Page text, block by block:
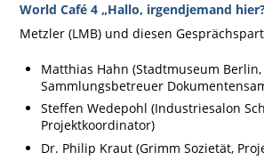
World Café 4 „Hallo, irgendjemand
Metzler (LMB) und diesen
Matthias Hahn (Stadtmuseum Berlin,
Sammlungsbetreuer
Steffen Wedepohl (Industriesalon
Projektkoordinator)
Dr. Philip Kraut (Grimm Sozietät,